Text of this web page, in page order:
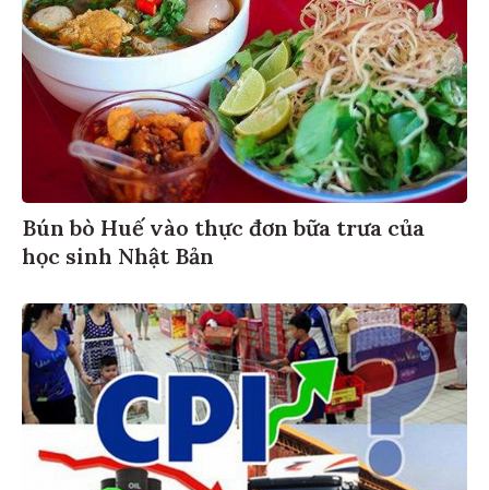
Bún bò Huế vào thực đơn bữa trưa của
học sinh Nhật Bản